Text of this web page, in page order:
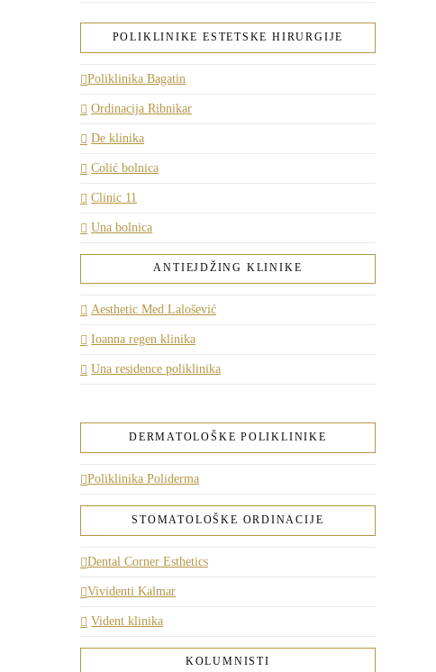
POLIKLINIKE ESTETSKE HIRURGIJE
Poliklinika Bagatin
Ordinacija Ribnikar
De klinika
Colić bolnica
Clinic 11
Una bolnica
ANTIEJDŽING KLINIKE
Aesthetic Med Lalošević
Ioanna regen klinika
Una residence poliklinika
DERMATOLOŠKE POLIKLINIKE
Poliklinika Poliderma
STOMATOLOŠKE ORDINACIJE
Dental Corner Esthetics
Vividenti Kalmar
Vident klinika
KOLUMNISTI